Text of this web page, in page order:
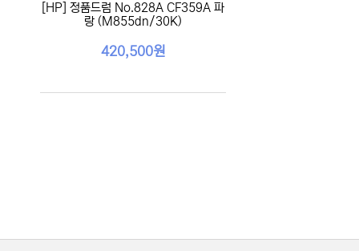
[HP] 정품드럼 No.828A CF359A 파
랑 (M855dn/30K)
420,500원